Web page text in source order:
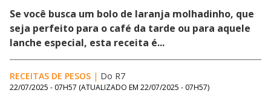
Se você busca um bolo de laranja molhadinho, que
seja perfeito para o café da tarde ou para aquele
lanche especial, esta receita é...
RECEITAS DE PESOS | Do R7
22/07/2025 - 07H57 (ATUALIZADO EM 22/07/2025 - 07H57)